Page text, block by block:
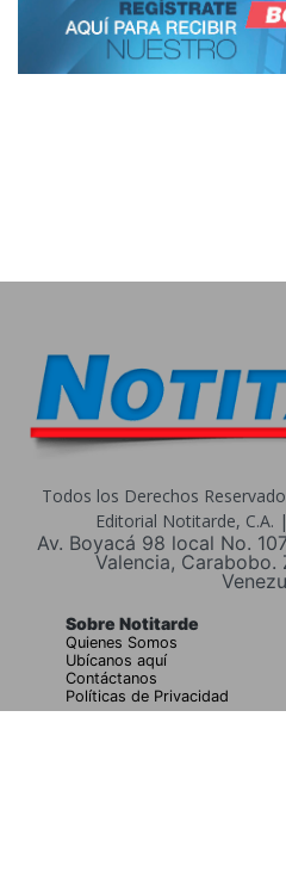
Todos los Derechos
Editorial Notitarde, C.A.
Av. Boyacá 98 local No.
Valencia, Carabobo.
Sobre Notitarde
Quienes Somos
Ubícanos aquí
Contáctanos
Políticas de Privacidad